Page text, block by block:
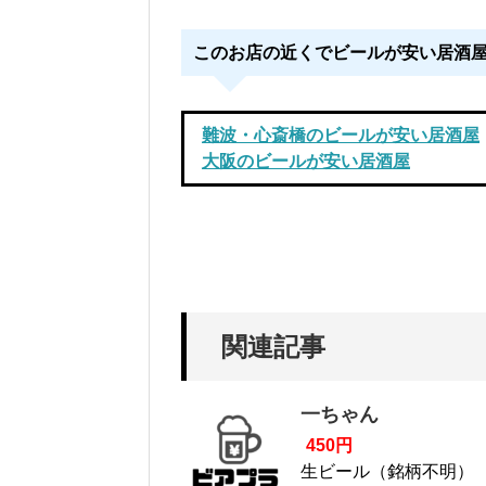
このお店の近くでビールが安い居酒
難波・心斎橋のビールが安い居酒屋
大阪のビールが安い居酒屋
関連記事
一ちゃん
450円
生ビール（銘柄不明）